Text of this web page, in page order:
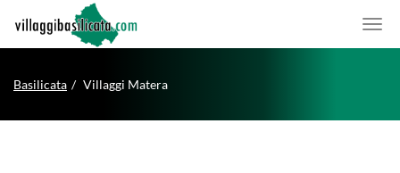
Basilicata Villaggi Matera